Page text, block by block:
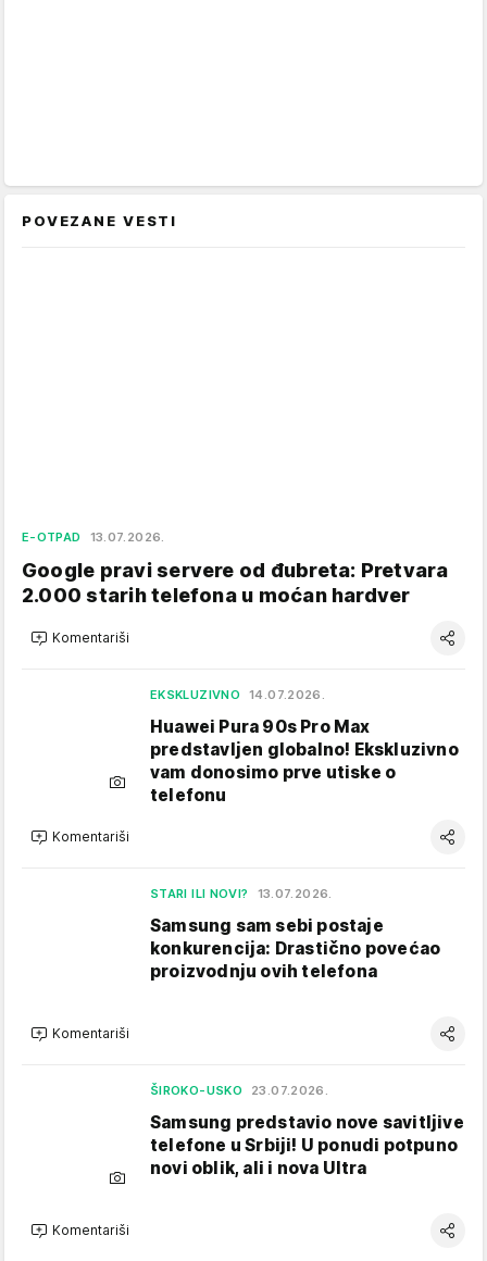
POVEZANE VESTI
E-OTPAD 13.07.2026.
Google pravi servere od đubreta: Pretvara
2.000 starih telefona u moćan hardver
Komentariši
EKSKLUZIVNO 14.07.2026.
Huawei Pura 90s Pro Max
predstavljen globalno! Ekskluzivno
vam donosimo prve utiske o
telefonu
Komentariši
STARI ILI NOVI? 13.07.2026.
Samsung sam sebi postaje
konkurencija: Drastično povećao
proizvodnju ovih telefona
Komentariši
ŠIROKO-USKO 23.07.2026.
Samsung predstavio nove savitljive
telefone u Srbiji! U ponudi potpuno
novi oblik, ali i nova Ultra
Komentariši